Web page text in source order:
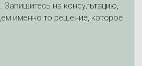
Запишитесь на консультацию,
именно то решение, которое